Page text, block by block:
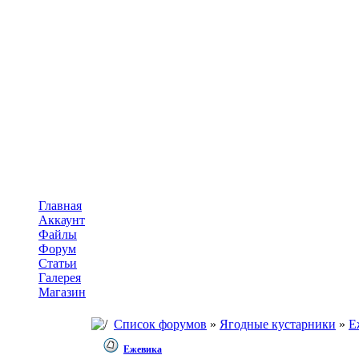
Главная
Аккаунт
Файлы
Форум
Статьи
Галерея
Магазин
Список форумов » Ягодные кустарники »
Ежевика